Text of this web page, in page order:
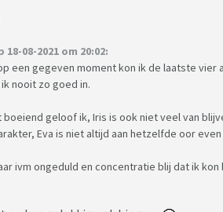
08-2021 om 20:02:
een gegeven moment kon ik de laatste vier
nooit zo goed in.
geloof ik, Iris is ook niet veel van
Eva is niet altijd aan hetzelfde oor
ivm ongeduld en concentratie blij dat ik